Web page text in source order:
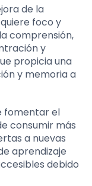
de la
foco y
comprensión,
y
propicia una
y memoria a
fomentar el
consumir más
a nuevas
aprendizaje
debido